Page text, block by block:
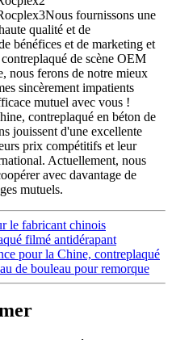
Nous fournissons une
qualité et de
bénéfices et de marketing et
de scène OEM
nous ferons de notre mieux
sincèrement impatients
mutuel avec vous !
contreplaqué en béton de
jouissent d'une excellente
prix compétitifs et leur
Actuellement, nous
avec davantage de
mutuels.
le fabricant chinois
filmé antidérapant
pour la Chine, contreplaqué
de bouleau pour remorque